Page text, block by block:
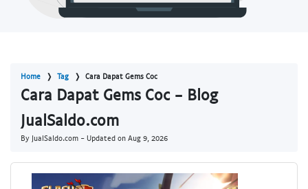
Home Tag Cara Dapat Gems Coc
Cara Dapat Gems Coc - Blog
JualSaldo.com
By JualSaldo.com - Updated on Aug 9, 2026